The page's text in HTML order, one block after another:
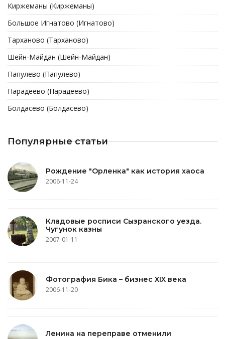
Киржеманы (Киржеманы)
Большое Игнатово (Игнатово)
Тарханово (Тарханово)
Шейн-Майдан (Шейн-Майдан)
Папулево (Папулево)
Парадеево (Парадеево)
Болдасево (Болдасево)
Популярные статьи
Рождение "Орленка" как история хаоса
2006-11-24
Кладовые росписи Сызранского уезда.
Чугунок казны
2007-01-11
Фотография Бика – бизнес XIX века
2006-11-20
Ленина на переправе отменили